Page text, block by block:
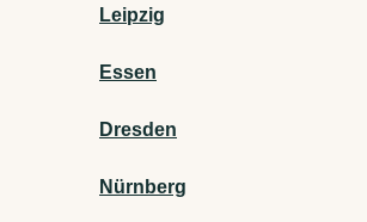
Leipzig
Essen
Dresden
Nürnberg